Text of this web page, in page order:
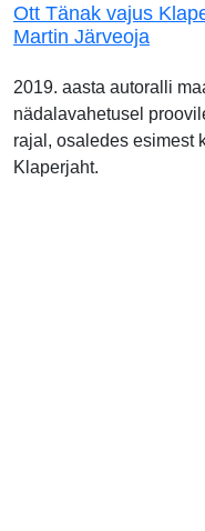
Ott Tänak vajus
Martin Järveoja
2019. aasta autoralli
nädalavahetusel
rajal, osaledes esimest
Klaperjaht.